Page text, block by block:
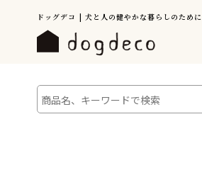
ドッグデコ | 犬と人の健やかな暮らしのために